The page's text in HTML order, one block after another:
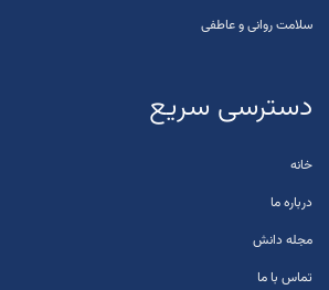
سلامت روانی و عاطفی
دسترسی سریع
خانه
درباره ما
مجله دانش
تماس با ما